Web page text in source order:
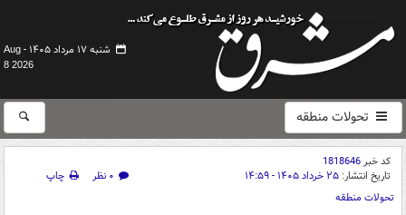
شنبه ۱۷ مرداد ۱۴۰۵ -
Aug
8 2026
تحولات منطقه
کد خبر1818646
تاریخ انتشار: ۲۵ خرداد ۱۴۰۵ - ۱۴:۵۹ ۰ نظر
چاپ
تحولات منطقه